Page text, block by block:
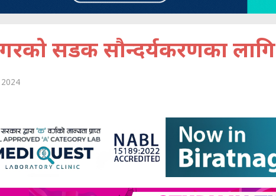
सडक सौन्दर्यकरणका लागि